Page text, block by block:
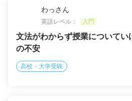
わっさん
英語レベル：
入門
文法がわからず授業についてい
の不安
高校・大学受験